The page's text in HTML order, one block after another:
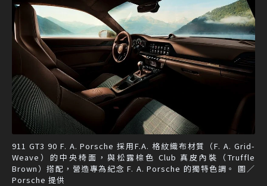
911 GT3 90 F. A. Porsche 採用F.A. 格紋織布材質（F. A. Grid-
Weave）的中央椅面，與松露棕色 Club 真皮內裝（Truffle
Brown）搭配，營造專為紀念 F. A. Porsche 的獨特色調。 圖／
Porsche 提供